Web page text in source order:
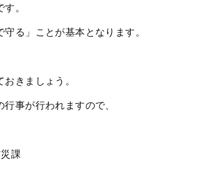
。
る」ことが基本となります。
きましょう。
事が行われますので、
課